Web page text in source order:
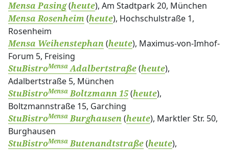
Mensa Pasing(heute), Am Stadtpark 20, München
Mensa Rosenheim (heute), Hochschulstraße 1,
Rosenheim
Mensa Weihenstephan (heute), Maximus-von-Imhof-
Forum 5, Freising
StuBistroMensa Adalbertstraße (heute),
Adalbertstraße 5, München
StuBistroMensa Boltzmann 15 (heute),
Boltzmannstraße 15, Garching
StuBistroMensa Burghausen (heute), Marktler Str. 50,
Burghausen
StuBistroMensa Butenandtstraße (heute),